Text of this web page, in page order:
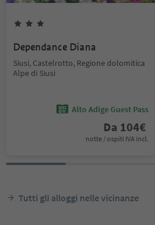
Dependance Diana
Siusi, Castelrotto, Regione dolomitica
Alpe di Siusi
Alto Adige Guest Pass
Da 104€
notte / ospiti IVA incl.
Tutti gli alloggi nelle vicinanze